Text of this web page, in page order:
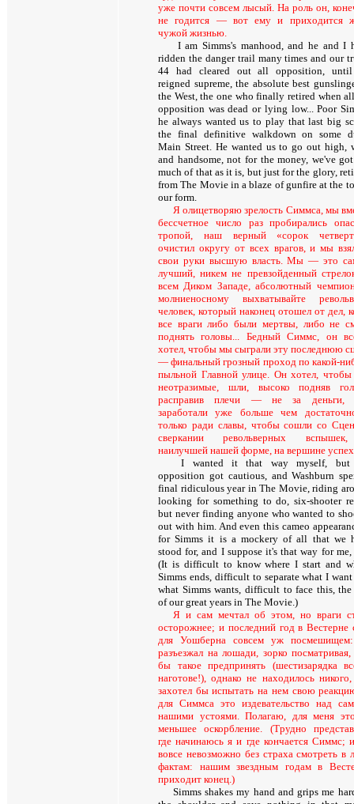
уже почти совсем лысый. На роль он,
не годится — вот ему и приходится
чужой жизнью.
I am Simms's manhood, and he and I
ridden the danger trail many times and our
44 had cleared out all opposition,
reigned supreme, the absolute best
the West, the one who finally retired when
opposition was dead or lying low... Poor
he always wanted us to play that last big
the final definitive walkdown on some
Main Street. He wanted us to go out high,
and handsome, not for the money, we've
much of that as it is, but just for the glory,
from The Movie in a blaze of gunfire at the
our form.
Я олицетворяю зрелость Симмса, мы
бессчетное число раз пробирались
тропой, наш верный «сорок
очистил округу от всех врагов, и мы
свои руки высшую власть. Мы — это
лучший, никем не превзойденный
всем Диком Западе, абсолютный
молниеносному выхватывайте
человек, который наконец отошел от дел,
все враги либо были мертвы, либо не
поднять головы... Бедный Симмс, он
хотел, чтобы мы сыграли эту последнюю
— финальный грозный проход по какой-
пыльной Главной улице. Он хотел,
неотразимые, шли, высоко подняв
расправив плечи — не за деньги,
заработали уже больше чем
только ради славы, чтобы сошли со
сверкании револьверных
наилучшей нашей форме, на вершине
I wanted it that way myself, but
opposition got cautious, and Washburn
final ridiculous year in The Movie, riding
looking for something to do, six-shooter
but never finding anyone who wanted to
out with him. And even this cameo
for Simms it is a mockery of all that we
stood for, and I suppose it's that way for
(It is difficult to know where I start and
Simms ends, difficult to separate what I
what Simms wants, difficult to face this, the
of our great years in The Movie.)
Я и сам мечтал об этом, но враги
осторожнее; и последний год в Вестерне
для Уошберна совсем уж
разъезжал на лошади, зорко
бы такое предпринять (шестизарядка
наготове!), однако не находилось
захотел бы испытать на нем свою
для Симмса это издевательство над
нашими устоями. Полагаю, для меня
меньшее оскорбление. (Трудно
где начинаюсь я и где кончается Симмс;
вовсе невозможно без страха смотреть в
фактам: нашим звездным годам в
приходит конец.)
Simms shakes my hand and grips me